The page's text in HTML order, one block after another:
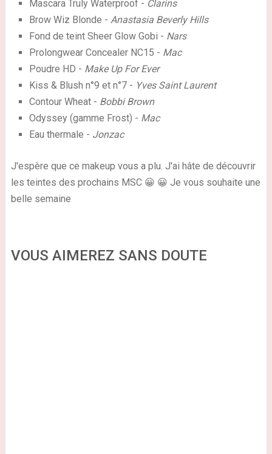
Mascara Truly Waterproof - Clarins
Brow Wiz Blonde - Anastasia Beverly Hills
Fond de teint Sheer Glow Gobi - Nars
Prolongwear Concealer NC15 - Mac
Poudre HD - Make Up For Ever
Kiss & Blush n°9 et n°7 - Yves Saint Laurent
Contour Wheat - Bobbi Brown
Odyssey (gamme Frost) - Mac
Eau thermale - Jonzac
J'espère que ce makeup vous a plu. J'ai hâte de découvrir
les teintes des prochains MSC 😀 😀 Je vous souhaite une
belle semaine
VOUS AIMEREZ SANS DOUTE